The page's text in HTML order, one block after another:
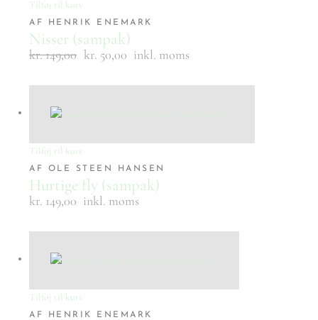
Tilføj til kurv
AF HENRIK ENEMARK
Nisser (sampak)
kr.149,00 kr. 50,00 inkl. moms
Tilføj til kurv
AF OLE STEEN HANSEN
Hurtige fly (sampak)
kr. 149,00 inkl. moms
Tilføj til kurv
AF HENRIK ENEMARK